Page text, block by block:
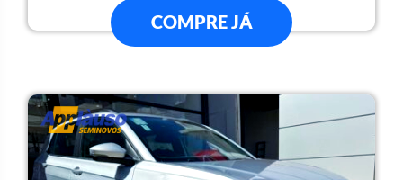
COMPRE JÁ